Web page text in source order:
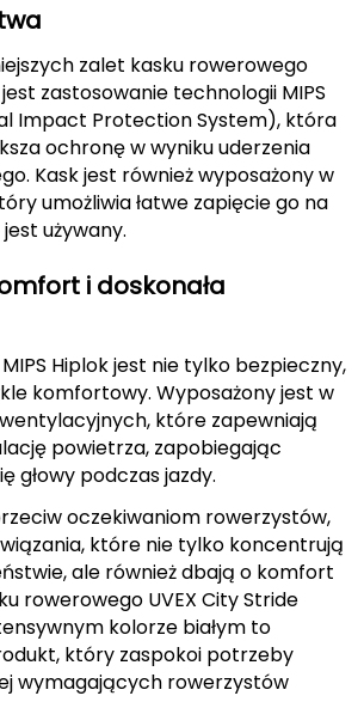
zalet kasku rowerowego
zastosowanie technologii MIPS
Impact Protection System), która
ochronę w wyniku uderzenia
Kask jest również wyposażony w
umożliwia łatwe zapięcie go na
używany.
i doskonała
Hiplok jest nie tylko bezpieczny,
komfortowy. Wyposażony jest w
które zapewniają
powietrza, zapobiegając
głowy podczas jazdy.
oczekiwaniom rowerzystów,
które nie tylko koncentrują
ale również dbają o komfort
rowerowego UVEX City Stride
kolorze białym to
który zaspokoi potrzeby
wymagających rowerzystów